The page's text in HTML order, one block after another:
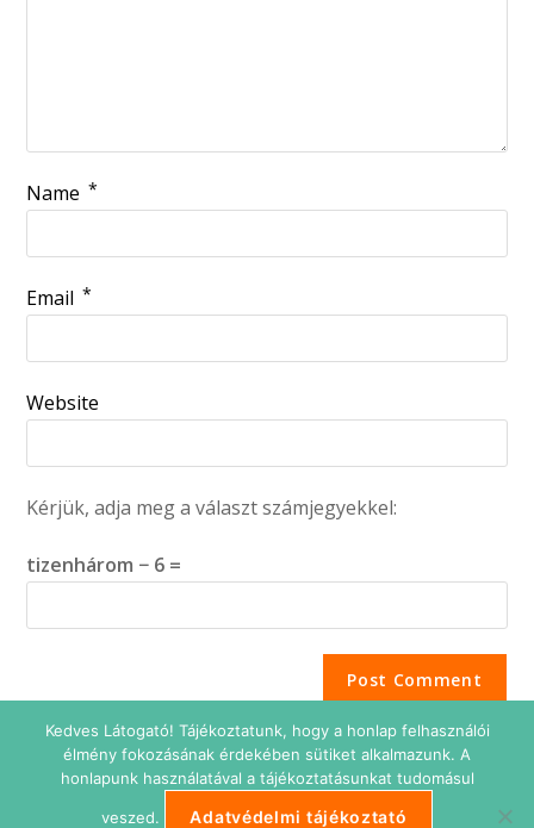
Name *
Email *
Website
Kérjük, adja meg a választ számjegyekkel:
tizenhárom − 6 =
Kedves Látogató! Tájékoztatunk, hogy a honlap felhasználói
élmény fokozásának érdekében sütiket alkalmazunk. A
honlapunk használatával a tájékoztatásunkat tudomásul
veszed. Adatvédelmi tájékoztató